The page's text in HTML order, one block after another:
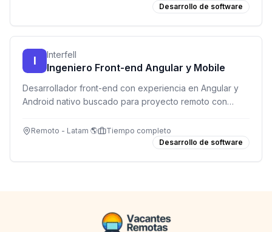
Desarrollo de software
I Interfell
Ingeniero Front-end Angular y Mobile
Desarrollador front-end con experiencia en Angular y
Android nativo buscado para proyecto remoto con
Remoto - Latam 🌎
Tiempo completo
Desarrollo de software